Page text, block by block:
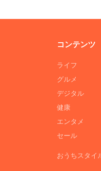
コンテンツ
ライフ
グルメ
デジタル
健康
エンタメ
セール
おうちスタイ